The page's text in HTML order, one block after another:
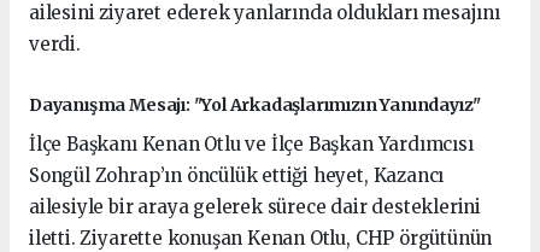
ailesini ziyaret ederek yanlarında oldukları mesajını
verdi.
Dayanışma Mesajı: "Yol Arkadaşlarımızın Yanındayız"
İlçe Başkanı Kenan Otlu ve İlçe Başkan Yardımcısı
Songül Zohrap’ın öncülük ettiği heyet, Kazancı
ailesiyle bir araya gelerek sürece dair desteklerini
iletti. Ziyarette konuşan Kenan Otlu, CHP örgütünün